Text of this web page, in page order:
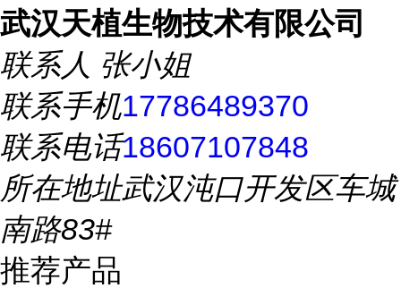
武汉天植生物技术有限公司
联系人 张小姐
联系手机17786489370
联系电话18607107848
所在地址武汉沌口开发区车城
南路83#
推荐产品